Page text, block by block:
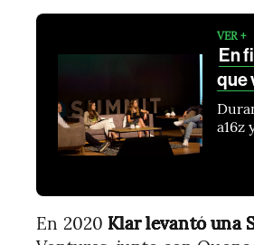
VER +
En
que
a16z
En 2020 Klar levantó una